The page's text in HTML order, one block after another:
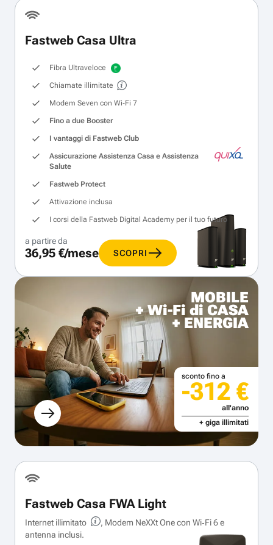
Fastweb Casa Ultra
Fibra Ultraveloce
Chiamate illimitate
Modem Seven con Wi‑Fi 7
Fino a due Booster
I vantaggi di Fastweb Club
Assicurazione Assistenza Casa e Assistenza
Salute
Fastweb Protect
Attivazione inclusa
I corsi della Fastweb Digital Academy per il tuo futuro
a partire da
36,95 €/mese SCOPRI
MOBILE
+ Wi-Fi di CASA
+ ENERGIA
sconto fino a
-312 €
all'anno
+ giga illimitati
Fastweb Casa FWA Light
Internet illimitato
, Modem NeXXt One con Wi‑Fi 6 e
antenna inclusi.